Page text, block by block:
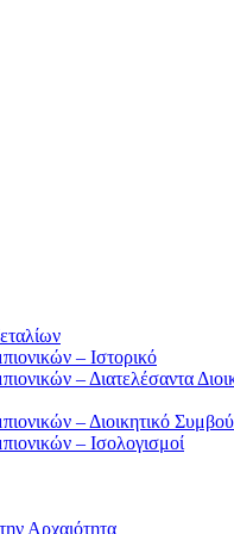
Ελλήνων Ολυμπιονικών
– Ιστορικό
– Διατελέσαντα
– Διοικητικό
– Ισολογισμοί
Αρχαιότητα